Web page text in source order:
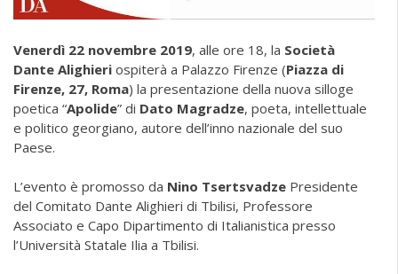
Venerdì 22 novembre 2019, alle ore 18, la Società
Dante Alighieri ospiterà a Palazzo Firenze (Piazza di
Firenze, 27, Roma) la presentazione della nuova silloge
poetica “Apolide” di Dato Magradze, poeta, intellettuale
e politico georgiano, autore dell’inno nazionale del suo
Paese.
L’evento è promosso da Nino Tsertsvadze Presidente
del Comitato Dante Alighieri di Tbilisi, Professore
Associato e Capo Dipartimento di Italianistica presso
l’Università Statale Ilia a Tbilisi.